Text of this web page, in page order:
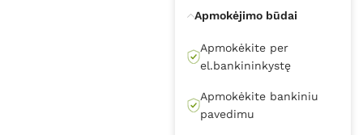
Apmokėjimo būdai
Apmokėkite per
el.bankininkystę
Apmokėkite bankiniu
pavedimu